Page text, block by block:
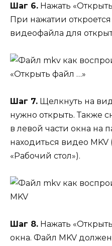
Шаг 6. Нажать
При нажатии
видеофайла для
«Открыть файл …»
Шаг 7. Щелкнуть на
нужно открыть. Также
в левой части окна на
находиться видео MKV
«Рабочий стол»).
MKV
Шаг 8. Нажать
окна. Файл MKV